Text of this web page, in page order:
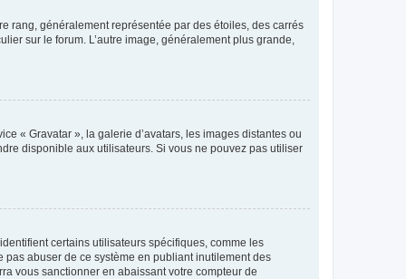
rang, généralement représentée par des étoiles, des carrés
sur le forum. L’autre image, généralement plus grande,
« Gravatar », la galerie d’avatars, les images distantes ou
disponible aux utilisateurs. Si vous ne pouvez pas utiliser
certains utilisateurs spécifiques, comme les
abuser de ce système en publiant inutilement des
vous sanctionner en abaissant votre compteur de